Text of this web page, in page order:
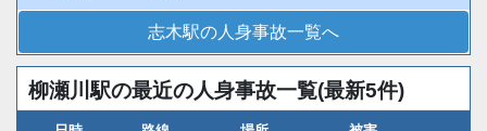
志木駅の人身事故一覧へ
柳瀬川駅の最近の人身事故一覧(最新5件)